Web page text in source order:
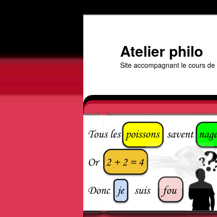
principal
Atelier philo
Site accompagnant le cours